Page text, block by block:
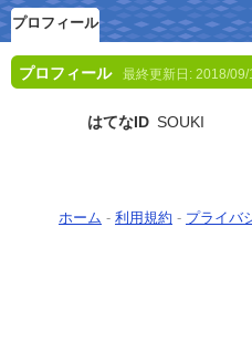
プロフィール
プロフィール 最終更新日: 2018/09/
はてなID SOUKI
ホーム - 利用規約 - プライバ